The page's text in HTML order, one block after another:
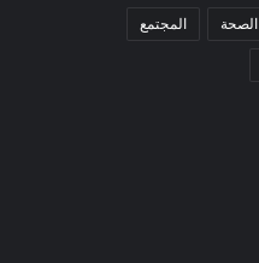
الصحة المجتمع